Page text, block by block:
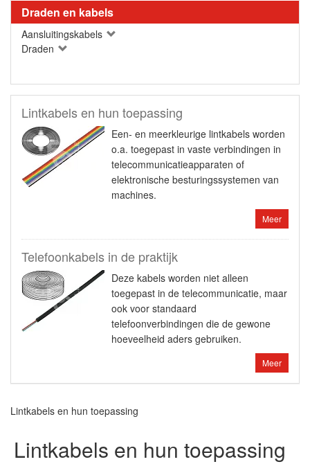
Draden en kabels
Aansluitingskabels
Draden
Lintkabels en hun toepassing
Een- en meerkleurige lintkabels worden
o.a. toegepast in vaste verbindingen in
telecommunicatieapparaten of
elektronische besturingssystemen van
machines.
Meer
Telefoonkabels in de praktijk
Deze kabels worden niet alleen
toegepast in de telecommunicatie, maar
ook voor standaard
telefoonverbindingen die de gewone
hoeveelheid aders gebruiken.
Meer
Lintkabels en hun toepassing
Lintkabels en hun toepassing